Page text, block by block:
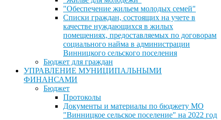
"Обеспечение жильем молодых семей"
Списки граждан, состоящих на учете в
качестве нуждающихся в жилых
помещениях, предоставляемых по договорам
социального найма в администрации
Винницкого сельского поселения
Бюджет для граждан
УПРАВЛЕНИЕ МУНИЦИПАЛЬНЫМИ
ФИНАНСАМИ
Бюджет
Протоколы
Документы и материалы по бюджету МО
"Винницкое сельское поселение" на 2022 год